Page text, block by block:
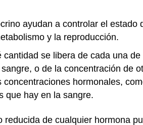
ayudan a controlar el
y la reproducción.
se libera de cada una
o de la concentración de
hormonales,
que hay en la sangre.
reducida de cualquier hormona